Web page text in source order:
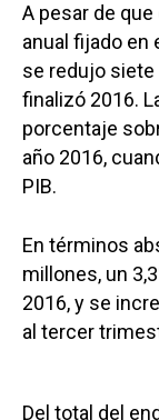
A pesar de
anual fijado en
se redujo siete
finalizó 2016.
porcentaje
año 2016,
PIB.
En términos
millones, un
2016, y se
al tercer
Del total del